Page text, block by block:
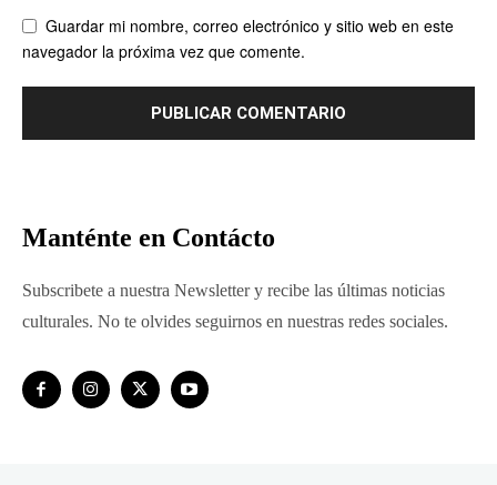
Guardar mi nombre, correo electrónico y sitio web en este
navegador la próxima vez que comente.
Manténte en Contácto
Subscribete a nuestra Newsletter y recibe las últimas noticias
culturales. No te olvides seguirnos en nuestras redes sociales.